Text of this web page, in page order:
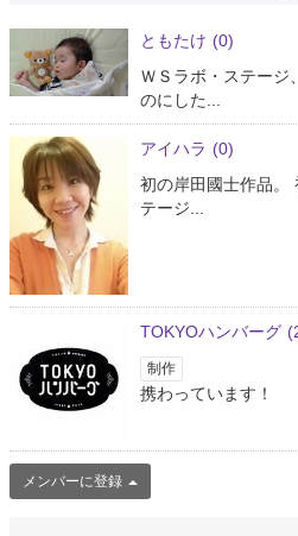
ともたけ (0)
ＷＳラボ・ステージ
のにした...
アイハラ (0)
初の岸田國士作品。
テージ...
TOKYOハンバーグ
制作
携わっています！
メンバーに登録